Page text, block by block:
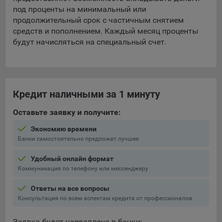
Подобные функции улучшают условия работы
пользователей с сайтом.
9.3. Файлы cookie предпочтений, например, для настройки
контента. Данные файлы cookie собирают информацию о
настраивать сайт.
9.4. Аналитические файлы cookie, например
Яндекс.Метрика, Google Analytics. Данные файлы cookie
собирают информацию о том, как пользователь
улучшения.
сайта Общества посещаются чаще всего, помогают
выявлять трудности, возникающие при использовании
рекламы. Благодаря этому у Общества есть возможность
под проценты на минимальный или
продолжительный срок с частичным снятием
средств и пополнением. Каждый месяц проценты
будут начисляться на специальный счет.
Кредит наличными за 1 минуту
Оставьте заявку и получите:
Экономию времени
Банки самостоятельно предложат лучшее
Удобный онлайн формат
Коммуникация по телефону или мессенджеру
Ответы на все вопросы
Консультация по всем аспектам кредита от профессионалов